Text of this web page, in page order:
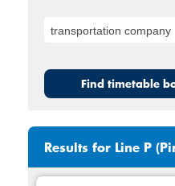
Find timetable
Results for Line P